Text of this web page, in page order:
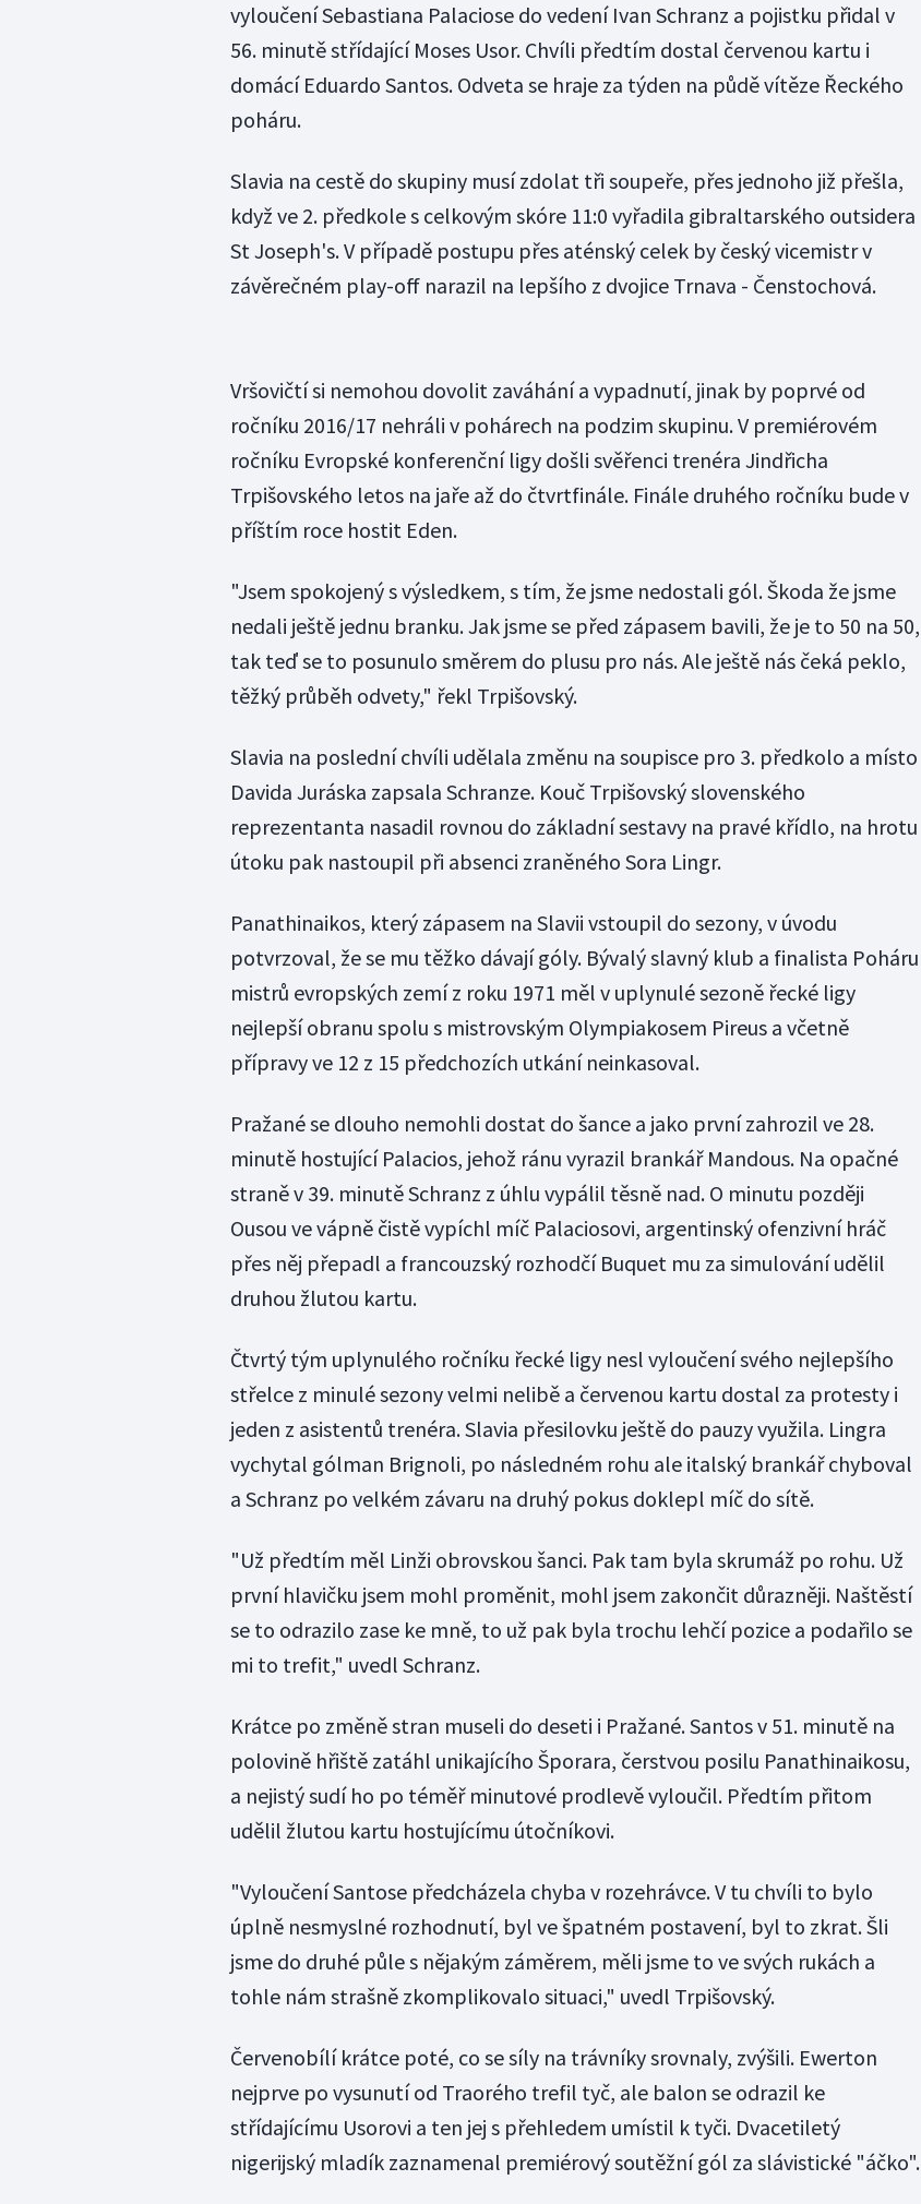
vyloučení Sebastiana Palaciose do vedení Ivan Schranz a pojistku přidal v
56. minutě střídající Moses Usor. Chvíli předtím dostal červenou kartu i
domácí Eduardo Santos. Odveta se hraje za týden na půdě vítěze Řeckého
poháru.
Slavia na cestě do skupiny musí zdolat tři soupeře, přes jednoho již přešla,
když ve 2. předkole s celkovým skóre 11:0 vyřadila gibraltarského outsidera
St Joseph's. V případě postupu přes aténský celek by český vicemistr v
závěrečném play-off narazil na lepšího z dvojice Trnava - Čenstochová.
Vršovičtí si nemohou dovolit zaváhání a vypadnutí, jinak by poprvé od
ročníku 2016/17 nehráli v pohárech na podzim skupinu. V premiérovém
ročníku Evropské konferenční ligy došli svěřenci trenéra Jindřicha
Trpišovského letos na jaře až do čtvrtfinále. Finále druhého ročníku bude v
příštím roce hostit Eden.
"Jsem spokojený s výsledkem, s tím, že jsme nedostali gól. Škoda že jsme
nedali ještě jednu branku. Jak jsme se před zápasem bavili, že je to 50 na 50,
tak teď se to posunulo směrem do plusu pro nás. Ale ještě nás čeká peklo,
těžký průběh odvety," řekl Trpišovský.
Slavia na poslední chvíli udělala změnu na soupisce pro 3. předkolo a místo
Davida Juráska zapsala Schranze. Kouč Trpišovský slovenského
reprezentanta nasadil rovnou do základní sestavy na pravé křídlo, na hrotu
útoku pak nastoupil při absenci zraněného Sora Lingr.
Panathinaikos, který zápasem na Slavii vstoupil do sezony, v úvodu
potvrzoval, že se mu těžko dávají góly. Bývalý slavný klub a finalista Poháru
mistrů evropských zemí z roku 1971 měl v uplynulé sezoně řecké ligy
nejlepší obranu spolu s mistrovským Olympiakosem Pireus a včetně
přípravy ve 12 z 15 předchozích utkání neinkasoval.
Pražané se dlouho nemohli dostat do šance a jako první zahrozil ve 28.
minutě hostující Palacios, jehož ránu vyrazil brankář Mandous. Na opačné
straně v 39. minutě Schranz z úhlu vypálil těsně nad. O minutu později
Ousou ve vápně čistě vypíchl míč Palaciosovi, argentinský ofenzivní hráč
přes něj přepadl a francouzský rozhodčí Buquet mu za simulování udělil
druhou žlutou kartu.
Čtvrtý tým uplynulého ročníku řecké ligy nesl vyloučení svého nejlepšího
střelce z minulé sezony velmi nelibě a červenou kartu dostal za protesty i
jeden z asistentů trenéra. Slavia přesilovku ještě do pauzy využila. Lingra
vychytal gólman Brignoli, po následném rohu ale italský brankář chyboval
a Schranz po velkém závaru na druhý pokus doklepl míč do sítě.
"Už předtím měl Linži obrovskou šanci. Pak tam byla skrumáž po rohu. Už
první hlavičku jsem mohl proměnit, mohl jsem zakončit důrazněji. Naštěstí
se to odrazilo zase ke mně, to už pak byla trochu lehčí pozice a podařilo se
mi to trefit," uvedl Schranz.
Krátce po změně stran museli do deseti i Pražané. Santos v 51. minutě na
polovině hřiště zatáhl unikajícího Šporara, čerstvou posilu Panathinaikosu,
a nejistý sudí ho po téměř minutové prodlevě vyloučil. Předtím přitom
udělil žlutou kartu hostujícímu útočníkovi.
"Vyloučení Santose předcházela chyba v rozehrávce. V tu chvíli to bylo
úplně nesmyslné rozhodnutí, byl ve špatném postavení, byl to zkrat. Šli
jsme do druhé půle s nějakým záměrem, měli jsme to ve svých rukách a
tohle nám strašně zkomplikovalo situaci," uvedl Trpišovský.
Červenobílí krátce poté, co se síly na trávníky srovnaly, zvýšili. Ewerton
nejprve po vysunutí od Traorého trefil tyč, ale balon se odrazil ke
střídajícímu Usorovi a ten jej s přehledem umístil k tyči. Dvacetiletý
nigerijský mladík zaznamenal premiérový soutěžní gól za slávistické "áčko".